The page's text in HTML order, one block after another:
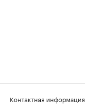
Контактная информация